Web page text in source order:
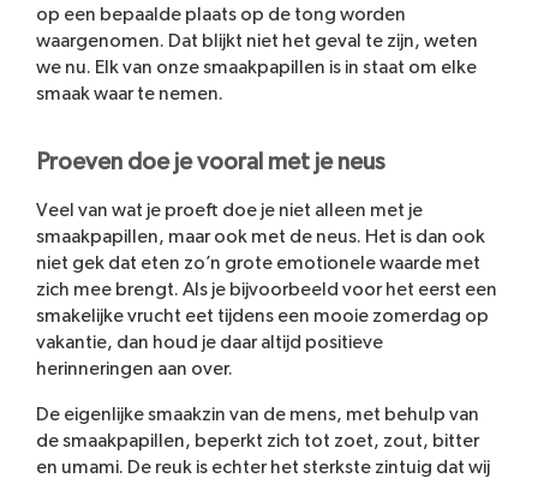
op een bepaalde plaats op de tong worden
waargenomen. Dat blijkt niet het geval te zijn, weten
we nu. Elk van onze smaakpapillen is in staat om elke
smaak waar te nemen.
Proeven doe je vooral met je neus
Veel van wat je proeft doe je niet alleen met je
smaakpapillen, maar ook met de neus. Het is dan ook
niet gek dat eten zo’n grote emotionele waarde met
zich mee brengt. Als je bijvoorbeeld voor het eerst een
smakelijke vrucht eet tijdens een mooie zomerdag op
vakantie, dan houd je daar altijd positieve
herinneringen aan over.
De eigenlijke smaakzin van de mens, met behulp van
de smaakpapillen, beperkt zich tot zoet, zout, bitter
en umami. De reuk is echter het sterkste zintuig dat wij